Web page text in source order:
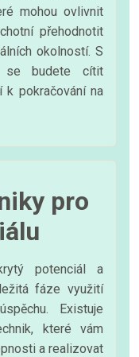
mohou ovlivnit
přehodnotit
okolností. S
se budete cítit
k pokračování na
pro
potenciál a
fáze využití
Existuje
které vám
a realizovat